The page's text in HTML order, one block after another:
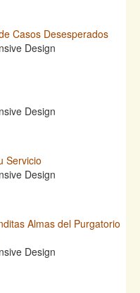
Casos Desesperados
Servicio
Almas del Purgatorio